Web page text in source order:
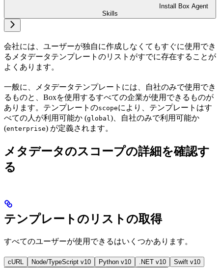
Install Box Agent
Skills
会社には、ユーザーが独自に作成しなくてもすぐに使用でき
るメタデータテンプレートのリストがすでに存在することが
よくあります。
一般に、メタデータテンプレートには、自社のみで使用でき
るものと、Boxを使用するすべての企業が使用できるものが
あります。テンプレートのscopeにより、テンプレートはす
べての人が利用可能か (global)、自社のみで利用可能か
(enterprise) が定義されます。
メタデータのスコープの詳細を確認す
る
テンプレートのリストの取得
すべてのユーザーが使用できるはいくつかあります。
cURL Node/TypeScript v10 Python v10 .NET v10
Swift v10